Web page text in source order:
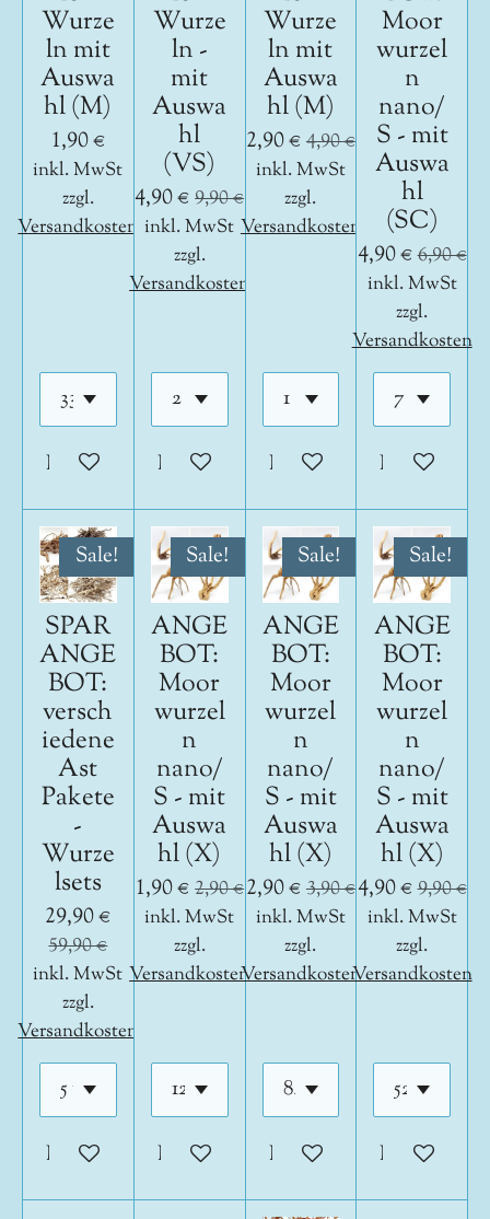
Wurze
ln mit
Auswa
hl (M)
1,90 €
inkl. MwSt
zzgl.
Versandkosten
In den Warenkorb
Wurze
ln -
mit
Auswa
hl
(VS)
4,90 € 9,90 €
inkl. MwSt
zzgl.
Versandkosten
In den Warenkorb
Wurze
ln mit
Auswa
hl (M)
2,90 € 4,90 €
inkl. MwSt
zzgl.
Versandkosten
In den Warenkorb
Moor
wurzel
n
nano/
S - mit
Auswa
hl
(SC)
4,90 €6,90 €
inkl. MwSt
zzgl.
Versandkosten
In den
Sale!
SPAR
ANGE
BOT:
versch
iedene
Ast
Pakete
-
Wurze
lsets
29,90 €
59,90 €
inkl. MwSt
zzgl.
Versandkosten
In den Warenkorb
Sale!
ANGE
BOT:
Moor
wurzel
n
nano/
S - mit
Auswa
hl (X)
1,90 € 2,90 €
inkl. MwSt
zzgl.
Versandkosten
In den Warenkorb
Sale!
ANGE
BOT:
Moor
wurzel
n
nano/
S - mit
Auswa
hl (X)
2,90 € 3,90 €
inkl. MwSt
zzgl.
Versandkosten
In den Warenkorb
Sale!
ANGE
BOT:
Moor
wurzel
n
nano/
S - mit
Auswa
hl (X)
4,90 €9,90 €
inkl. MwSt
zzgl.
Versandkosten
In den